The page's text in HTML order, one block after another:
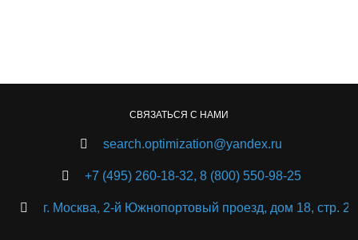
СВЯЗАТЬСЯ С НАМИ
search.optimization@yandex.ru
+7 (495) 260-18-32, 8 (800) 550-98-25
г. Москва, 2-й Южнопортовый проезд, дом 18, стр. 2